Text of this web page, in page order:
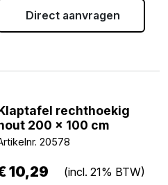
Direct aanvragen
rechthoekig
200 x 100 cm
20578
10,29 (incl. 21% BTW)